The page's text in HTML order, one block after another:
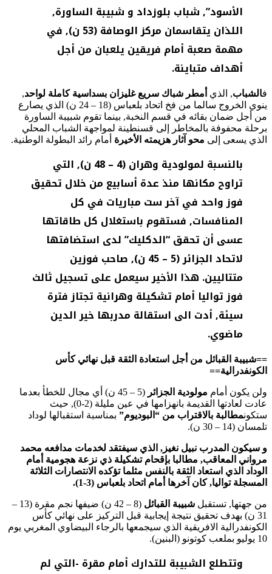
الأسود”, شباب بلوزداد و شبيبة الساورة,
اللذان يتقاسمان مركز الوصافة (53 ن), في
مهمة صعبة أمام فريقين يلعبان من أجل
أهداف متباينة.
فالشباب, الذي أمطر شباك سريع غليزان بسداسية كاملة لواحد,
ينوي الخروج سالما من فخ اتحاد بلعباس (18 – 24 ن) الذي يصارع
من أجل ضمان بقائه في قسم النخبة, بينما تقوم شبيبة الساورة
برحلة محفوفة بالمخاطر إلى قسنطينة لمواجهة الشباب المحلي
الذي يسعى إلى محو آثار هزيمته الأخيرة أمام رائد البطولة الوطنية.
بالنسبة لمولودية وهران (4 – 48 ن), التي
تراوح مكانها منذ عدة أسابيع من خلال تحقيق
فوز واحد في آخر ست مباريات في كل
المنافسات, فستقوم باستغلال كل طاقاتها
عسى أن تحقق “الدكليك” لدى استضافتها
لاتحاد الجزائر (5 – 45 ن), صاحب فوزين
متتاليين. هذا الأخير سيعمل على تسجيل ثالث
فوز تواليا أمام تشكيلة وهرانية تجتاز فترة
سيئة, أدت الى استقالة مدربها خير الدين
ماضوي.
==شبيبة القبائل من أجل استعادة الثقة قبل نهائي كأس
الكونفدرالية==
ولن يكون أمام مولودية الجزائر
(5 – 45 ن) أي مجال للخطأ بعدما
عادت لعادتها القديمة بانهزامها في عين مليلة (2-0), حيث
ستكونمطالبة بالاقتراب من “البوديوم” بمناسبة استقبالها لوداد
تلمسان (14 – 30 ن).
و سيكون المدرب نبيل نغيز, الذي سيفتقد لخدمات مدافعه محمد
مرواني المعاقب, مطالبا بإقحام تشكيلة ذي نزعة هجومية أمام
الوداد الذي استعاد الثقة بالنفس مثلما تؤكده الانتصارات الثلاثة
المسجلة تواليا, كان آخرها أمام اتحاد بلعباس (3-1).
من جهتها, تستقبل شبيبة القبائل
(8 – 42 ن) ضيفها نجم مقرة (13 –
31 ن) بهدف تحقيق نتيجة إيجابية قبل التركيز على نهائي كأس
الكونفدرالية الافريقية الذي سيجمعها بالرجاء البيضاوي المغربي يوم
10 يوليو بملعب كوتونو (البنين).
وتتطلع الشبيبة للتدارك أمام مقرة -التي لم